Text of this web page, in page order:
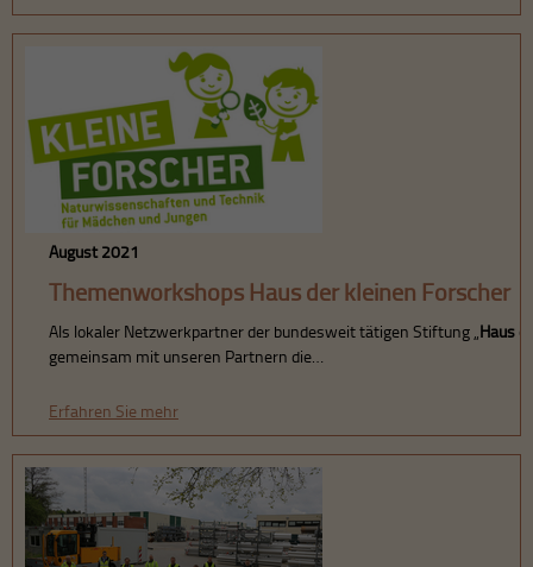
August 2021
Themenworkshops Haus der kleinen Forscher
Als lokaler Netzwerkpartner der bundesweit tätigen Stiftung „Haus
gemeinsam mit unseren Partnern die…
Erfahren Sie mehr